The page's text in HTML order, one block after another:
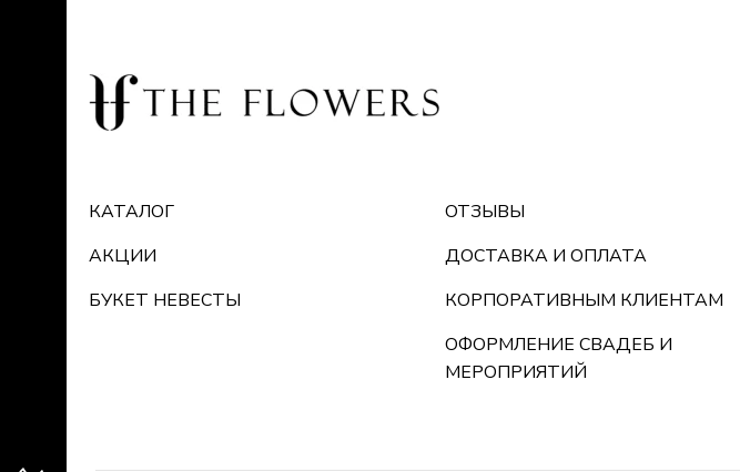
КАТАЛОГ
АКЦИИ
БУКЕТ НЕВЕСТЫ
ОТЗЫВЫ
ДОСТАВКА И ОПЛАТА
КОРПОРАТИВНЫМ КЛИЕНТАМ
ОФОРМЛЕНИЕ СВАДЕБ И
МЕРОПРИЯТИЙ